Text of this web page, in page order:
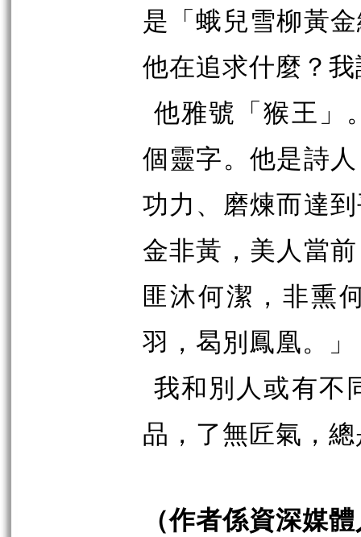
是「蛾兒雪柳黃
他在追求什麼？
他雅號「猴王」
個靈字。他是詩
功力、磨煉而達
金非黃，美人當
匪沐何潔，非熏
羽，曷別鳳凰。」
我和別人或有不
品，了無匠氣，
（作者係資深媒